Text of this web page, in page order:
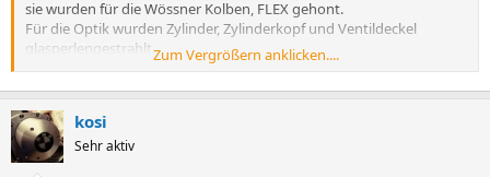
sie wurden für die Wössner Kolben, FLEX gehont.
Für die Optik wurden Zylinder, Zylinderkopf und Ventildeckel
glasperlengestrahlt.
Damit ich an den neuen Zeug nicht "rumkloppen" muss, hat Rolf die
neuen Stößelrohre montiert, ein rundes Paket, wenn man will und
Top Arbeit.
Der Motor läuft gut, wenn alles penibel eingestellt ist, ruhiger, zieht
von unten schön durch.
Beste Grüße Beem.
Zum Vergrößern anklicken....
kosi
Sehr aktiv